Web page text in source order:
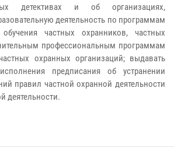
детективах и об организациях,
деятельность по программам
обучения частных охранников, частных
профессиональным программам
охранных организаций; выдавать
предписания об устранении
правил частной охранной деятельности
деятельности.